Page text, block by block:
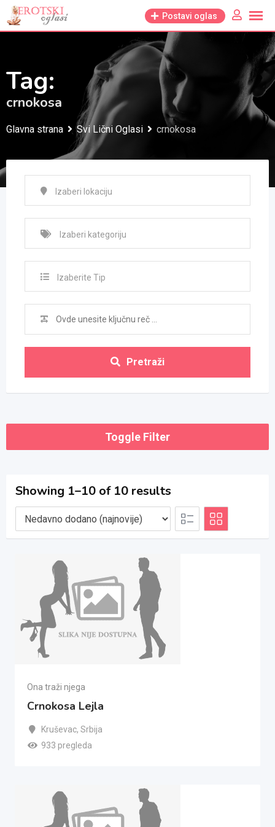
Skip
to
Postavi oglas
Tag:
crnokosa
Glavna strana Svi Lični Oglasi crnokosa
Izaberite Tip
Pretraži
Toggle Filter
Showing 1–10 of 10 results
Ona traži njega
Crnokosa Lejla
Kruševac, Srbija
933 pregleda